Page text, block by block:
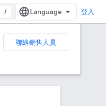
/ 登入
聯絡銷售人員